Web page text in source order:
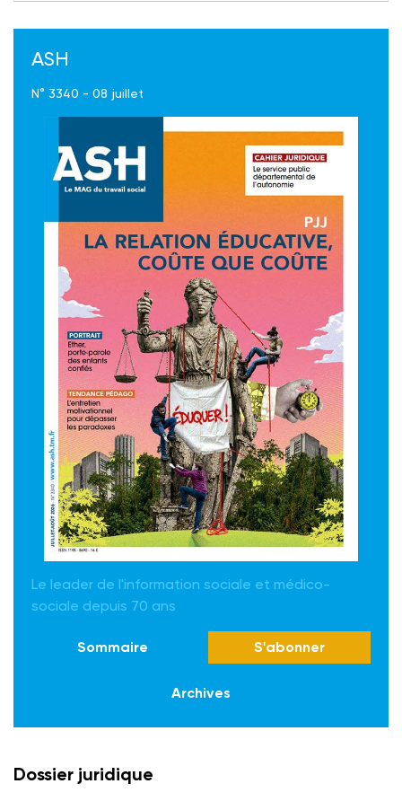
ASH
N° 3340 - 08 juillet
Le leader de l'information sociale et médico-
sociale depuis 70 ans
Sommaire S'abonner
Archives
Dossier juridique